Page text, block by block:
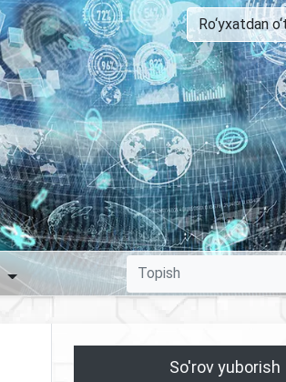
Ro‘yxatdan
So'rov yuborish